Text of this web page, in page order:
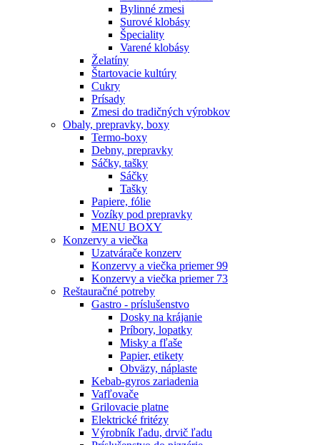
Bylinné zmesi
Surové klobásy
Špeciality
Varené klobásy
Želatíny
Štartovacie kultúry
Cukry
Prísady
Zmesi do tradičných výrobkov
Obaly, prepravky, boxy
Termo-boxy
Debny, prepravky
Sáčky, tašky
Sáčky
Tašky
Papiere, fólie
Vozíky pod prepravky
MENU BOXY
Konzervy a viečka
Uzatvárače konzerv
Konzervy a viečka priemer 99
Konzervy a viečka priemer 73
Reštauračné potreby
Gastro - príslušenstvo
Dosky na krájanie
Príbory, lopatky
Misky a fľaše
Papier, etikety
Obväzy, náplaste
Kebab-gyros zariadenia
Vafľovače
Grilovacie platne
Elektrické fritézy
Výrobník ľadu, drvič ľadu